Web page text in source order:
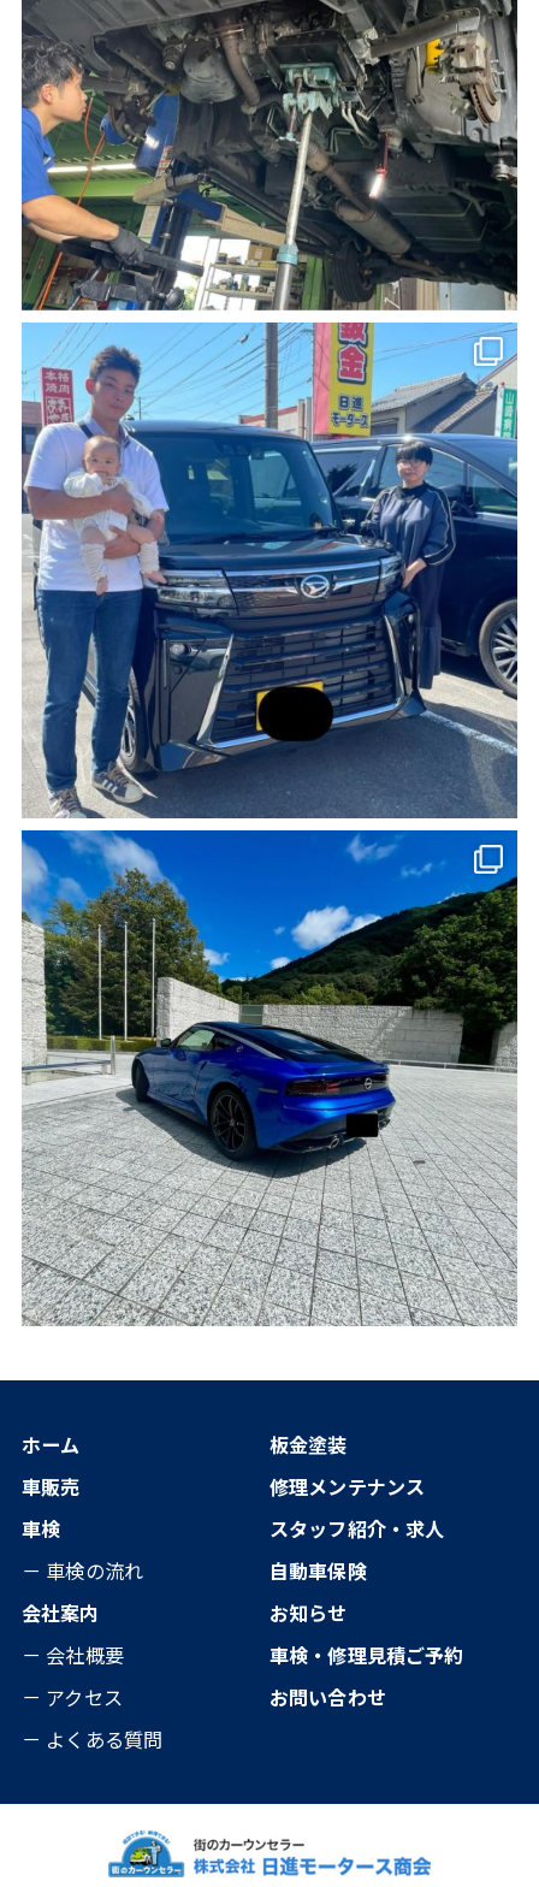
ホーム
車販売
車検
－ 車検の流れ
板金塗装
修理メンテナンス
スタッフ紹介・求人
自動車保険
会社案内
－ 会社概要
－ アクセス
－ よくある質問
お知らせ
車検・修理見積ご予約
お問い合わせ